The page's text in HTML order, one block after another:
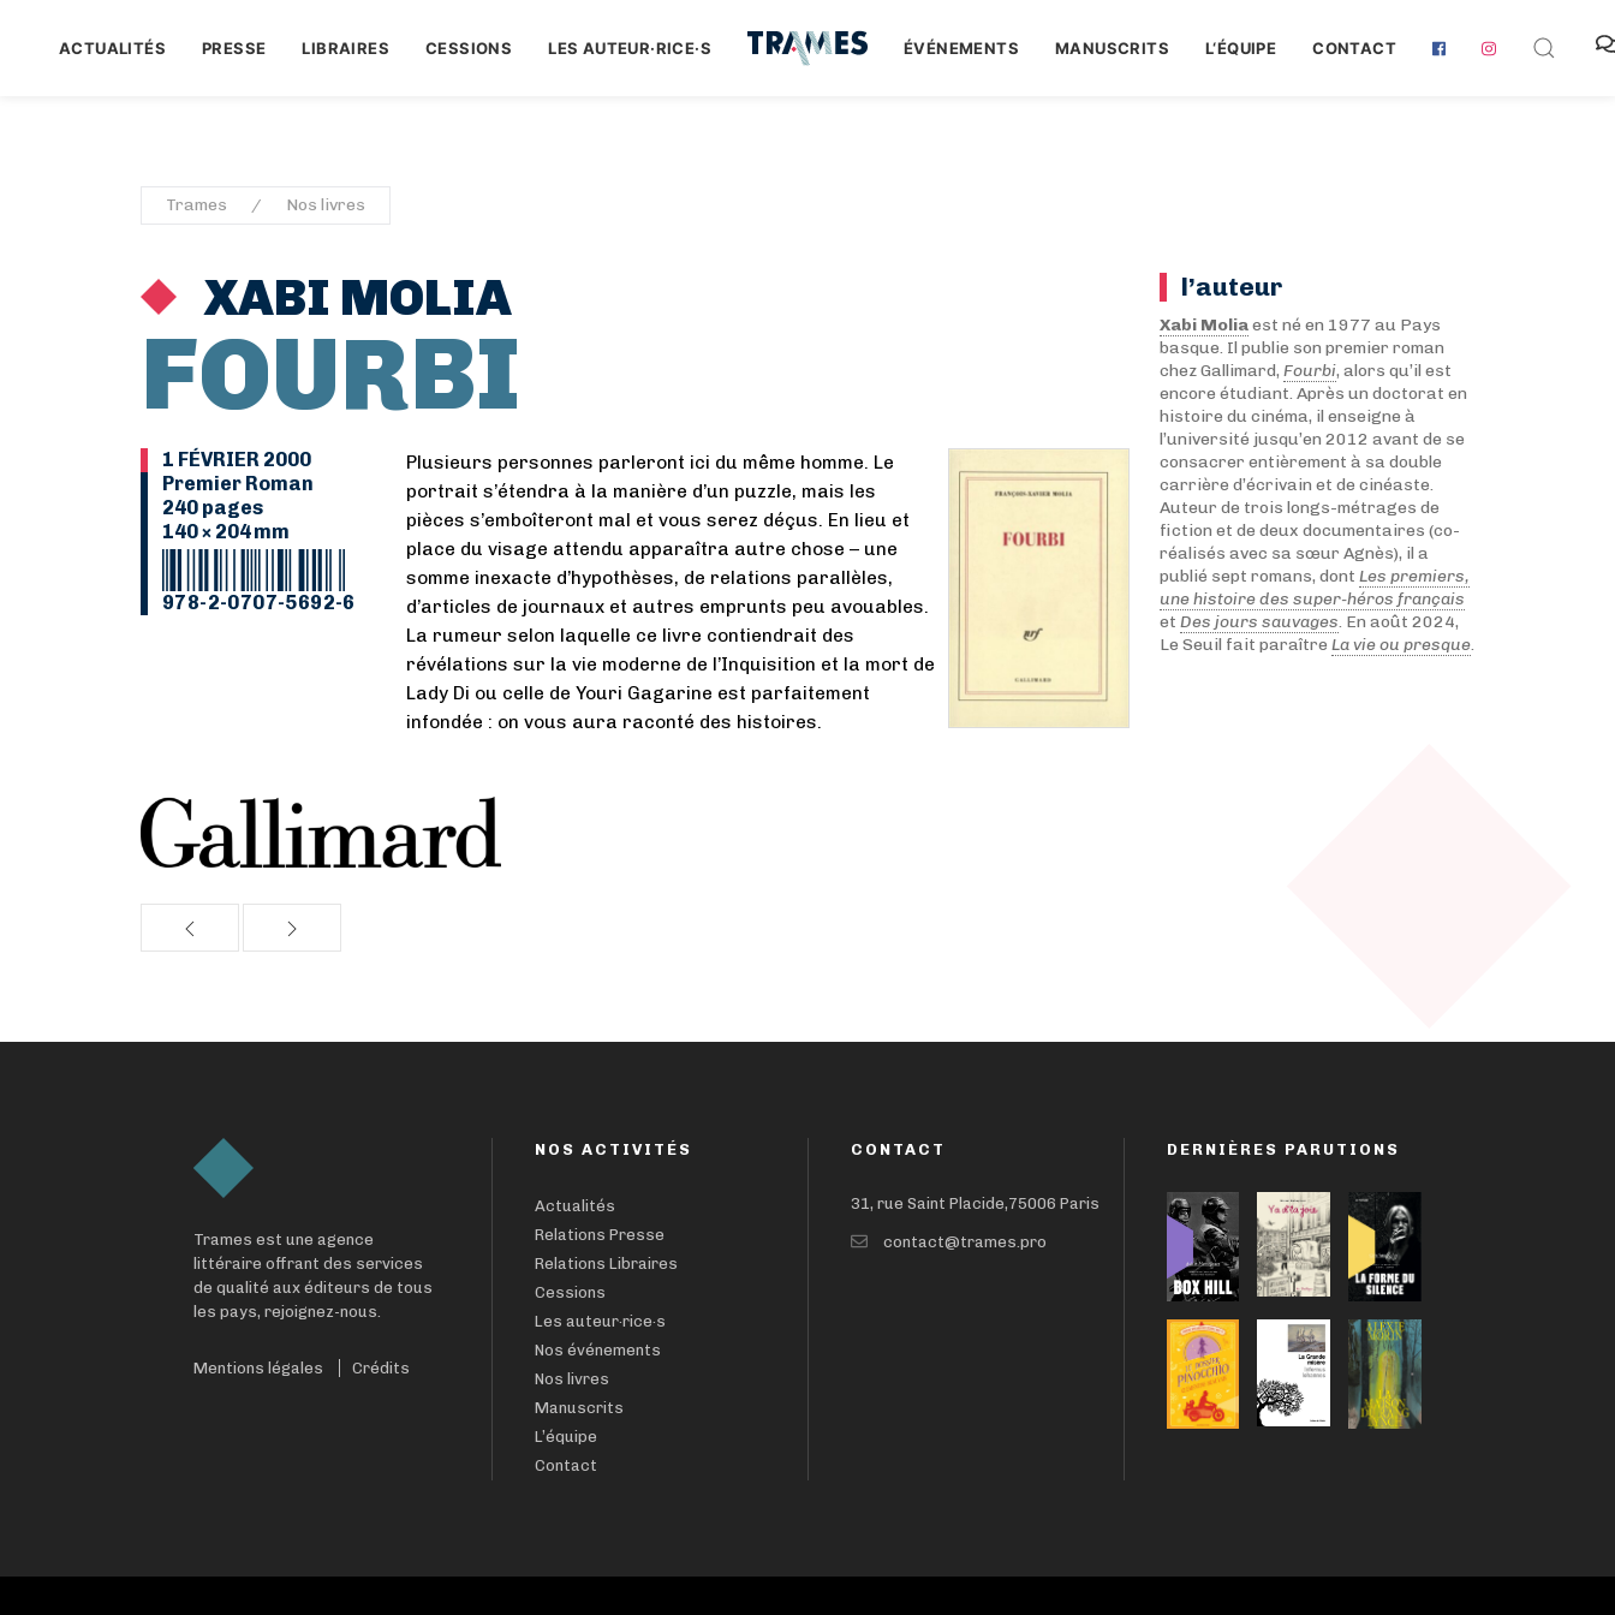
ACTUALITÉS PRESSE LIBRAIRES CESSIONS LES AUTEUR·RICE·S ÉVÉNEMENTS MANUSCRITS L‘ÉQUIPE CONTACT
Trames Nos livres
XABI MOLIA
FOURBI
1 FÉVRIER 2000
Premier Roman
240 pages
140 × 204 mm
978-2-0707-5692-6
Plusieurs personnes parleront ici du même homme. Le
portrait s’étendra à la manière d’un puzzle, mais les
pièces s’emboîteront mal et vous serez déçus. En lieu et
place du visage attendu apparaîtra autre chose – une
somme inexacte d’hypothèses, de relations parallèles,
d’articles de journaux et autres emprunts peu avouables.
La rumeur selon laquelle ce livre contiendrait des
révélations sur la vie moderne de l’Inquisition et la mort de
Lady Di ou celle de Youri Gagarine est parfaitement
infondée : on vous aura raconté des histoires.
l’auteur
Xabi Moliaest né en 1977 au Pays
basque. Il publie son premier roman
chez Gallimard, Fourbi, alors qu’il est
encore étudiant. Après un doctorat en
histoire du cinéma, il enseigne à
l’université jusqu’en 2012 avant de se
consacrer entièrement à sa double
carrière d’écrivain et de cinéaste.
Auteur de trois longs-métrages de
fiction et de deux documentaires (co-
réalisés avec sa sœur Agnès), il a
publié sept romans, dont Les premiers,
une histoire des super-héros français
et Des jours sauvages. En août 2024,
Le Seuil fait paraître La vie ou presque.
Trames est une agence
littéraire offrant des services
de qualité aux éditeurs de tous
les pays, rejoignez-nous.
Mentions légales Crédits
NOS ACTIVITÉS
Actualités
Relations Presse
Relations Libraires
Cessions
Les auteur·rice·s
Nos événements
Nos livres
Manuscrits
L’équipe
Contact
CONTACT
31, rue Saint Placide,75006 Paris
contact@trames.pro
DERNIÈRES PARUTIONS